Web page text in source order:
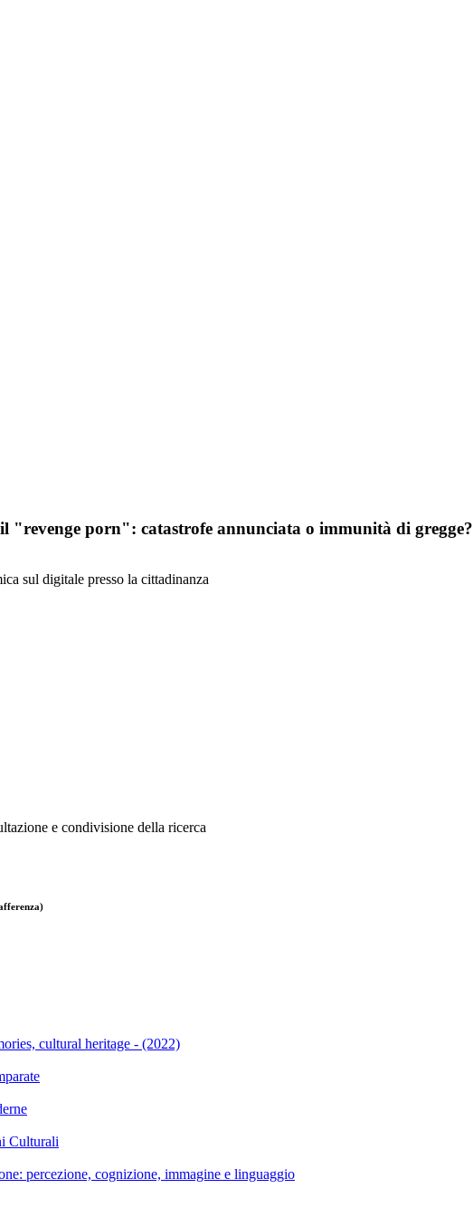
"revenge porn": catastrofe annunciata o immunità di gregge?
sul digitale presso la cittadinanza
e condivisione della ricerca
cultural heritage - (2022)
Culturali
percezione, cognizione, immagine e linguaggio